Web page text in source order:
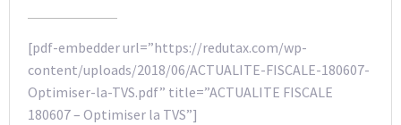
[pdf-embedder url=”https://redutax.com/wp-
content/uploads/2018/06/ACTUALITE-FISCALE-180607-
Optimiser-la-TVS.pdf” title=”ACTUALITE FISCALE
180607 – Optimiser la TVS”]